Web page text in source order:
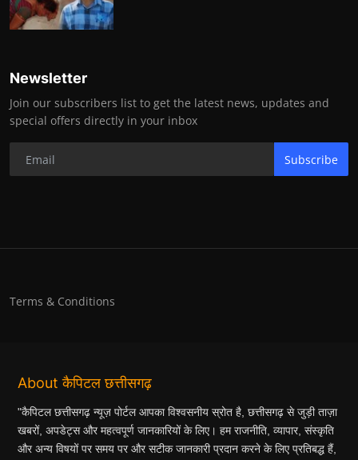
Newsletter
Join our subscribers list to get the latest news, updates and
special offers directly in your inbox
Subscribe
Terms & Conditions
About कैपिटल छत्तीसगढ़
"कैपिटल छत्तीसगढ़ न्यूज़ पोर्टल आपका विश्वसनीय स्रोत है, छत्तीसगढ़ से जुड़ी ताज़ा
खबरों, अपडेट्स और महत्वपूर्ण जानकारियों के लिए। हम राजनीति, व्यापार, संस्कृति
और अन्य विषयों पर समय पर और सटीक जानकारी प्रदान करने के लिए प्रतिबद्ध हैं,